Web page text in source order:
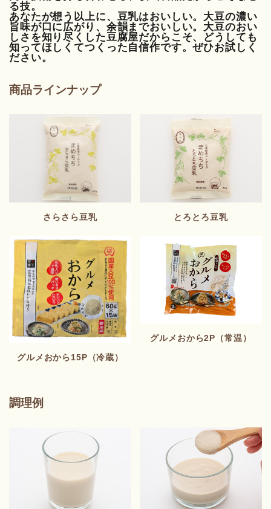
る技。
あなたが想う以上に、豆乳はおいしい。大豆の濃い
旨味が口に広がり、余韻までおいしい。大豆のおい
しさを知り尽くした豆腐屋だからこそ、どうしても
知ってほしくてつくった自信作です。ぜひお試しく
ださい。
商品ラインナップ
さらさら豆乳 とろとろ豆乳
グルメおから15P（冷蔵）
グルメおから2P（常温）
調理例